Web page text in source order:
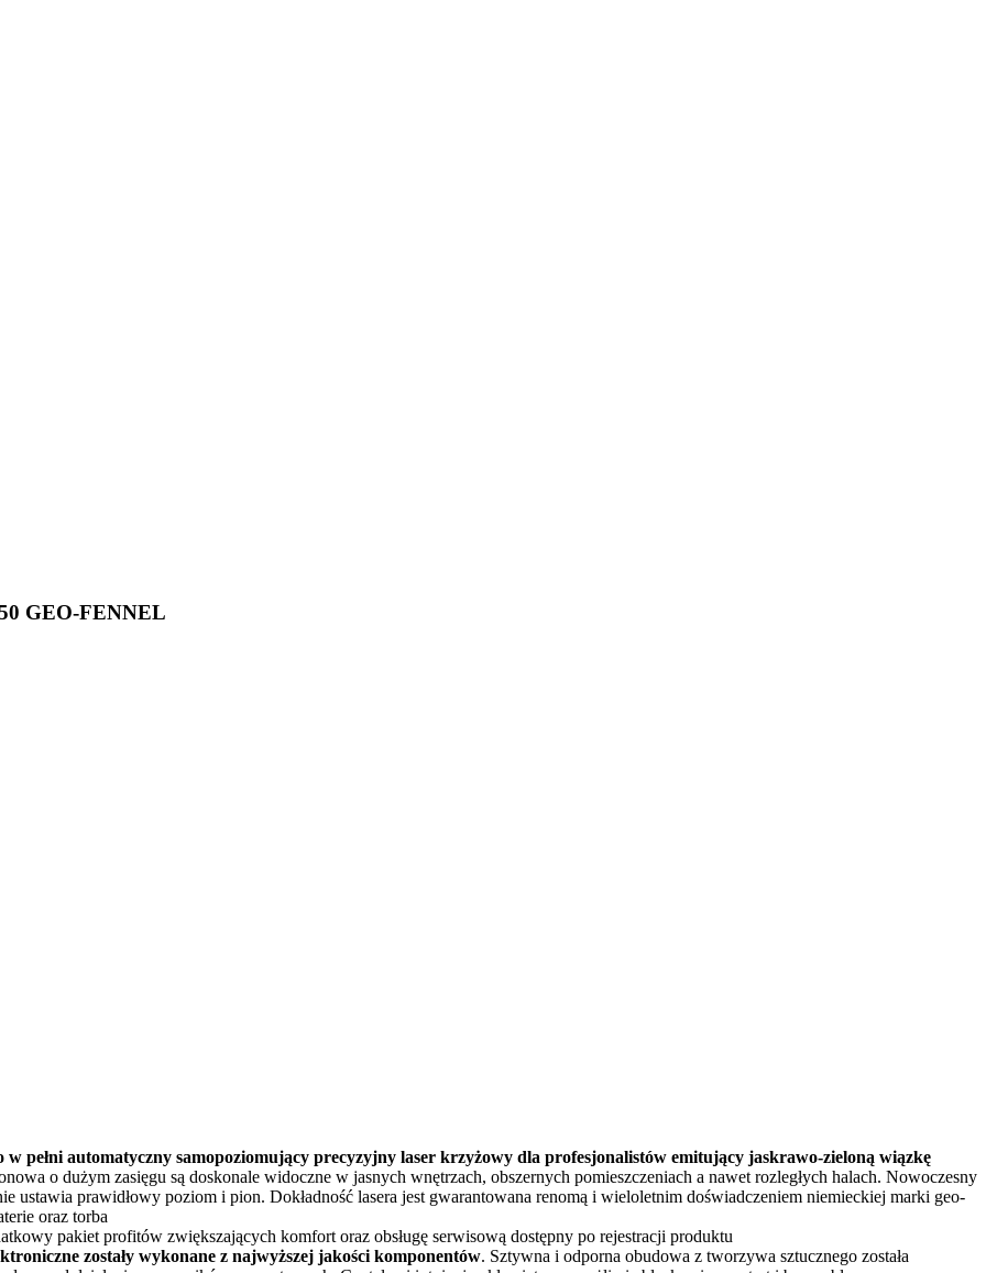
GEO-FENNEL
pełni automatyczny samopoziomujący precyzyjny laser krzyżowy dla profesjonalistów emitujący jaskrawo-zieloną wiązkę
o dużym zasięgu są doskonale widoczne w jasnych wnętrzach, obszernych pomieszczeniach a nawet rozległych halach. Nowoczesny
ustawia prawidłowy poziom i pion. Dokładność lasera jest gwarantowana renomą i wieloletnim doświadczeniem niemieckiej marki geo-
oraz torba
pakiet profitów zwiększających komfort oraz obsługę serwisową dostępny po rejestracji produktu
zostały wykonane z najwyższej jakości komponentów. Sztywna i odporna obudowa z tworzywa sztucznego została